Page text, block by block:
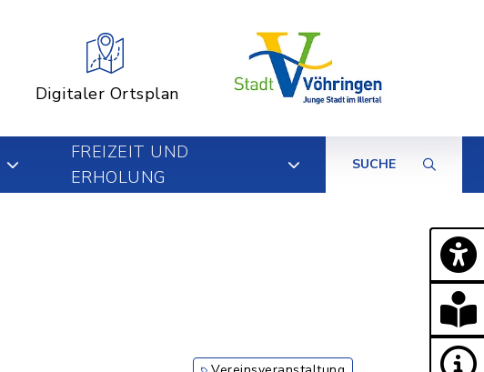
Digitaler Ortsplan
FREIZEIT UND
ERHOLUNG
SUCHE